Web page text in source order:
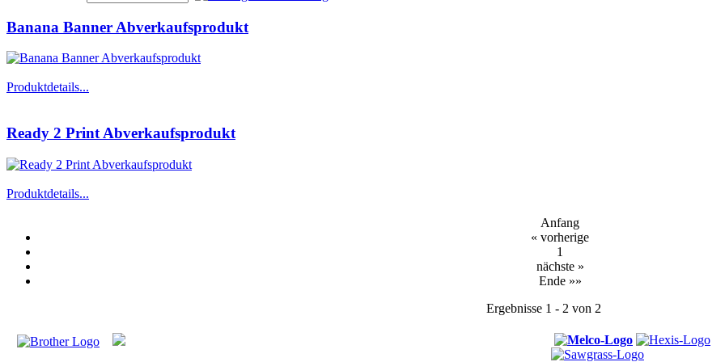
Banana Banner Abverkaufsprodukt
Produktdetails...
Ready 2 Print Abverkaufsprodukt
Produktdetails...
Anfang
« vorherige
1
nächste »
Ende »»
Ergebnisse 1 - 2 von 2